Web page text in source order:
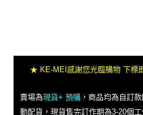
★ KE-MEI感謝您光臨購物 下標
賣場為現貨+ 預購，商品均為自訂
動配貨，現貨售完訂作期為3-20個